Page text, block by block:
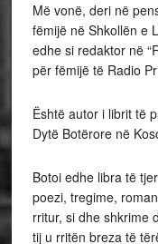
Më vonë, deri në
fëmijë në Shkollën e
edhe si redaktor në
për fëmijë të Radio
Është autor i librit të
Dytë Botërore në
Botoi edhe libra të
poezi, tregime,
rritur, si dhe shkrime
tij u rritën breza të